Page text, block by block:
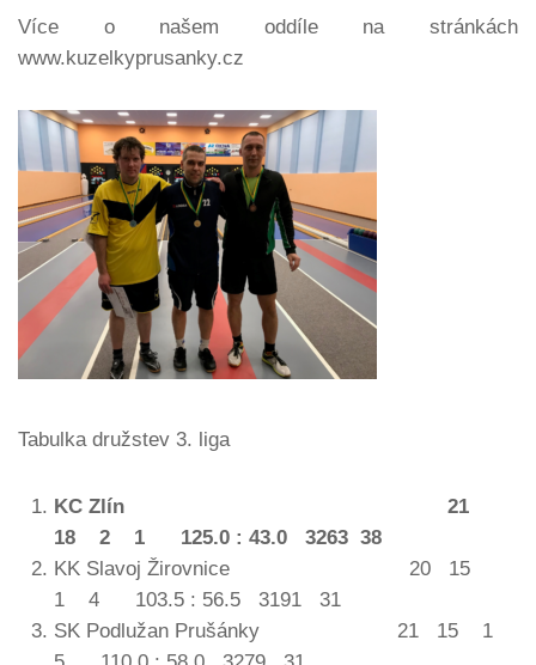
Více o našem oddíle na stránkách
www.kuzelkyprusanky.cz
Tabulka družstev 3. liga
KC Zlín 21
18 2 1 125.0 : 43.0 3263 38
KK Slavoj Žirovnice 20 15
1 4 103.5 : 56.5 3191 31
SK Podlužan Prušánky 21 15 1